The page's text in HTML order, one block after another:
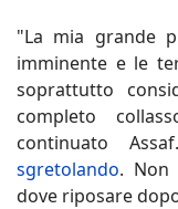
"La mia grande
imminente e le
soprattutto
completo
continuato
sgretolando. Non
dove riposare